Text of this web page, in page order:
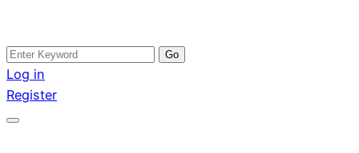
Skip
to
content
อสังหาโพสต์ รีวิวเยอะ รับจ้างโพสต์ขายบ้าน รับจ้างโพสต์อสัง
หา แตกต่างอย่างตั้งใจ รับรองผล อันดับ1 การโพสต์ขายอสังหา
กับทีมงานบริษัท บ้าน ที่ดิน คอนโด ติดGoogleหน้าแรกได้จริงๆ
รับจ้างโพสอสังหา ขายบ้าน อสังหาโพสต์ เชื่อถือได้จริง รับ
โพสต์ ที่ดิน กับทีมงานบริษัท ถูกและดีที่สุด ไม่มีค่านายหน้า
ขายได้จริงๆ ช่วยสร้างโอกาสในการขายได้มากกว่า ที่เดียว ที่
Search
for:
Log in
Register